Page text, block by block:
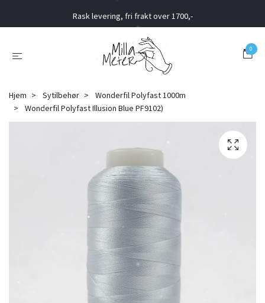
Rask levering, fri frakt over 1700,-
0
Hjem Sytilbehør
Wonderfil Polyfast 1000m
Wonderfil Polyfast Illusion Blue PF9102)